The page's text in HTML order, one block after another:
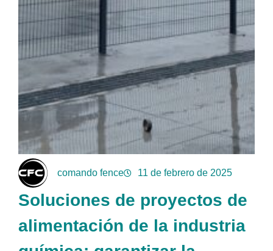
comando fence 11 de febrero de 2025
Soluciones de proyectos de
alimentación de la industria